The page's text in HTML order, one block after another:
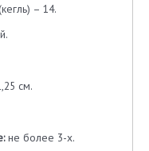
– 14.
см.
не более 3-х.